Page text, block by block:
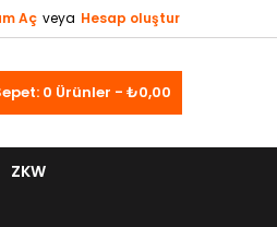
Aç veya Hesap oluştur
0 Ürünler - ₺0,00
ZKW